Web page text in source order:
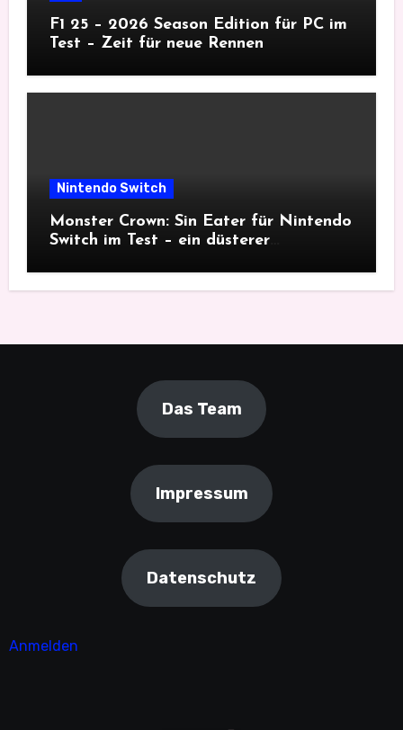
F1 25 – 2026 Season Edition für PC im
Test – Zeit für neue Rennen
Nintendo Switch
Monster Crown: Sin Eater für Nintendo
Switch im Test – ein düsterer
Das Team
Impressum
Datenschutz
Anmelden